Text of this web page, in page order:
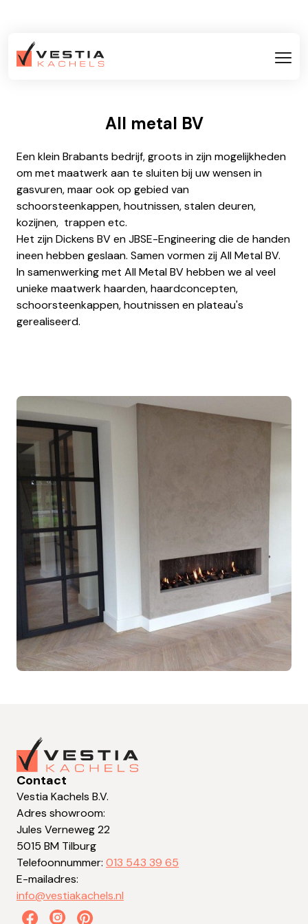
All metal BV
Een klein Brabants bedrijf, groots in zijn mogelijkheden
om met maatwerk aan te sluiten bij uw wensen in
gasvuren, maar ook op gebied van
schoorsteenkappen, houtnissen, stalen deuren,
kozijnen, trappen etc.
Het zijn Dickens BV en JBSE-Engineering die de handen
ineen hebben geslaan. Samen vormen zij All Metal BV.
In samenwerking met All Metal BV hebben we al veel
unieke maatwerk haarden, haardconcepten,
schoorsteenkappen, houtnissen en plateau's
gerealiseerd.
Contact
Vestia Kachels B.V.
Adres showroom:
Jules Verneweg 22
5015 BM Tilburg
Telefoonnummer: 013 543 39 65
E-mailadres:
info@vestiakachels.nl